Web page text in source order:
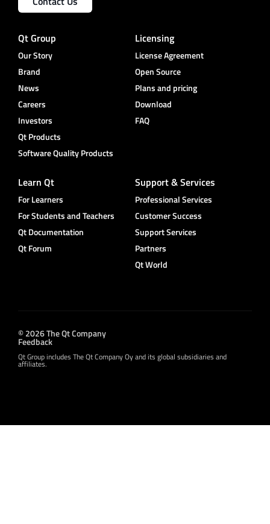
Qt Group
Our Story
Brand
News
Careers
Investors
Qt Products
Software Quality Products
Licensing
License Agreement
Open Source
Plans and pricing
Download
FAQ
Learn Qt
For Learners
For Students and Teachers
Qt Documentation
Qt Forum
Support & Services
Professional Services
Customer Success
Support Services
Partners
Qt World
© 2026 The Qt Company
Feedback
Qt Group includes The Qt Company Oy and its global subsidiaries and
affiliates.